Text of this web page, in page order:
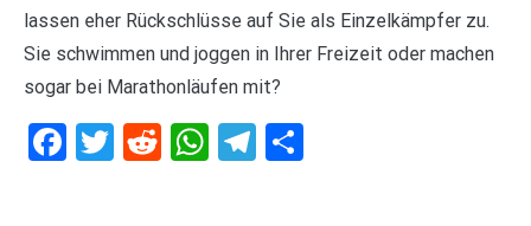
lassen eher Rückschlüsse auf Sie als Einzelkämpfer zu.
Sie schwimmen und joggen in Ihrer Freizeit oder machen
sogar bei Marathonläufen mit?
Facebook
Twitter
RedditWhatsApp
Telegram